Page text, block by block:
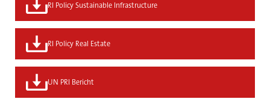
RI Policy Sustainable Infrastructure
RI Policy Real Estate
UN PRI Bericht